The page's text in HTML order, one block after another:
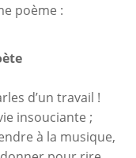
poème :
d’un travail !
insouciante ;
à la musique,